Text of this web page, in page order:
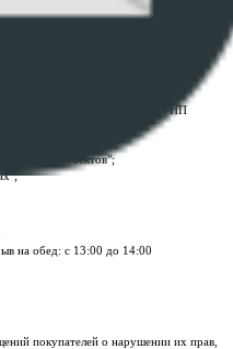
предприятие по оказанию
защищены авторским
услуг "БелЮрОбеспечение"
1Б, e-mail:
, УНП
Беларусь:
объектов";
на обед: с 13:00 до 14:00
покупателей о нарушении их прав,